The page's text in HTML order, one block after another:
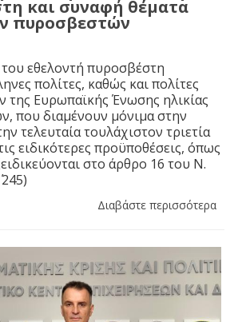
και συναφή θέματα
πυροσβεστών
του εθελοντή πυροσβέστη
πολίτες, καθώς και πολίτες
της Ευρωπαϊκής Ένωσης ηλικίας
που διαμένουν μόνιμα στην
τελευταία τουλάχιστον τριετία
ειδικότερες προϋποθέσεις, όπως
στο άρθρο 16 του N.
Διαβάστε περισσότερα